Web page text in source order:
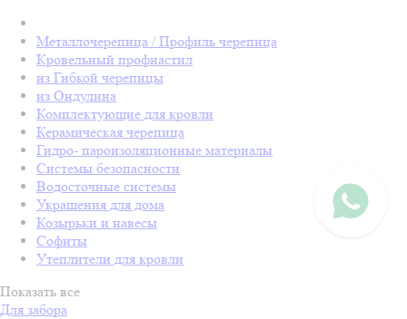
Металлочерепица / Профиль черепица
Кровельный профнастил
из Гибкой черепицы
из Ондулина
Комплектующие для кровли
Керамическая черепица
Гидро- пароизоляционные материалы
Системы безопасности
Водосточные системы
Украшения для дома
Козырьки и навесы
Софиты
Утеплители для кровли
Показать все
Для забора